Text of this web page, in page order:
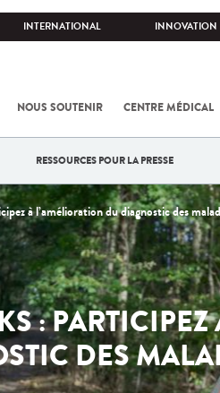
INTERNATIONAL INNOVATION
NOUS SOUTENIR CENTRE MÉDICAL
RESSOURCES POUR LA PRESSE
à l’amélioration du diagnostic des
:
DES